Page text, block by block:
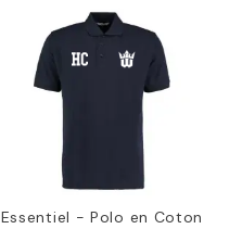
Essentiel - Polo en Coton